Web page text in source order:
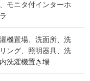
モニタ付インターホ
機置場、洗面所、洗
ング、照明器具、洗
洗濯機置き場